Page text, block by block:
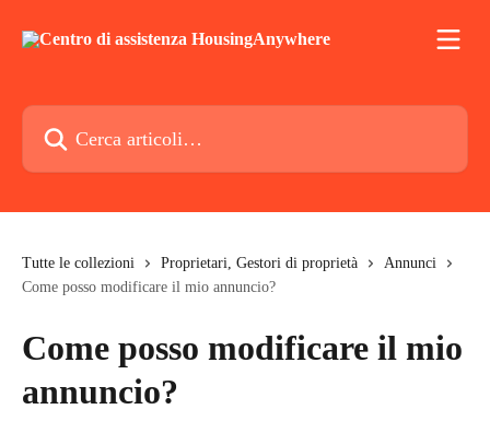
Cerca articoli…
Tutte le collezioni Proprietari, Gestori di proprietà
Annunci
Come posso modificare il mio annuncio?
Come posso modificare il mio
annuncio?